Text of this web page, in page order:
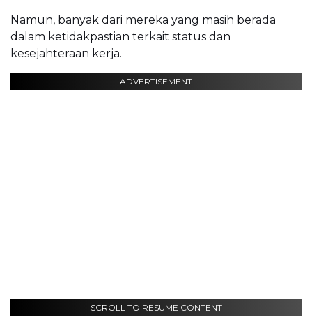
Namun, banyak dari mereka yang masih berada
dalam ketidakpastian terkait status dan
kesejahteraan kerja.
ADVERTISEMENT
SCROLL TO RESUME CONTENT